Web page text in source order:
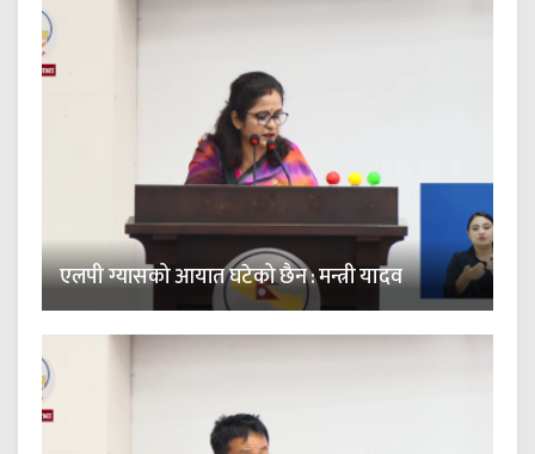
एलपी ग्यासको आयात घटेको छैन : मन्त्री यादव